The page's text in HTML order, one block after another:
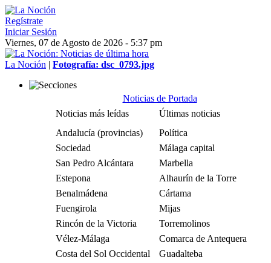
Regístrate
Iniciar Sesión
Viernes, 07 de Agosto de 2026 - 5:37 pm
La Noción | Fotografía: dsc_0793.jpg
Noticias de Portada
Noticias más leídas
Últimas noticias
Andalucía (provincias)
Política
Sociedad
Málaga capital
San Pedro Alcántara
Marbella
Estepona
Alhaurín de la Torre
Benalmádena
Cártama
Fuengirola
Mijas
Rincón de la Victoria
Torremolinos
Vélez-Málaga
Comarca de Antequera
Costa del Sol Occidental
Guadalteba